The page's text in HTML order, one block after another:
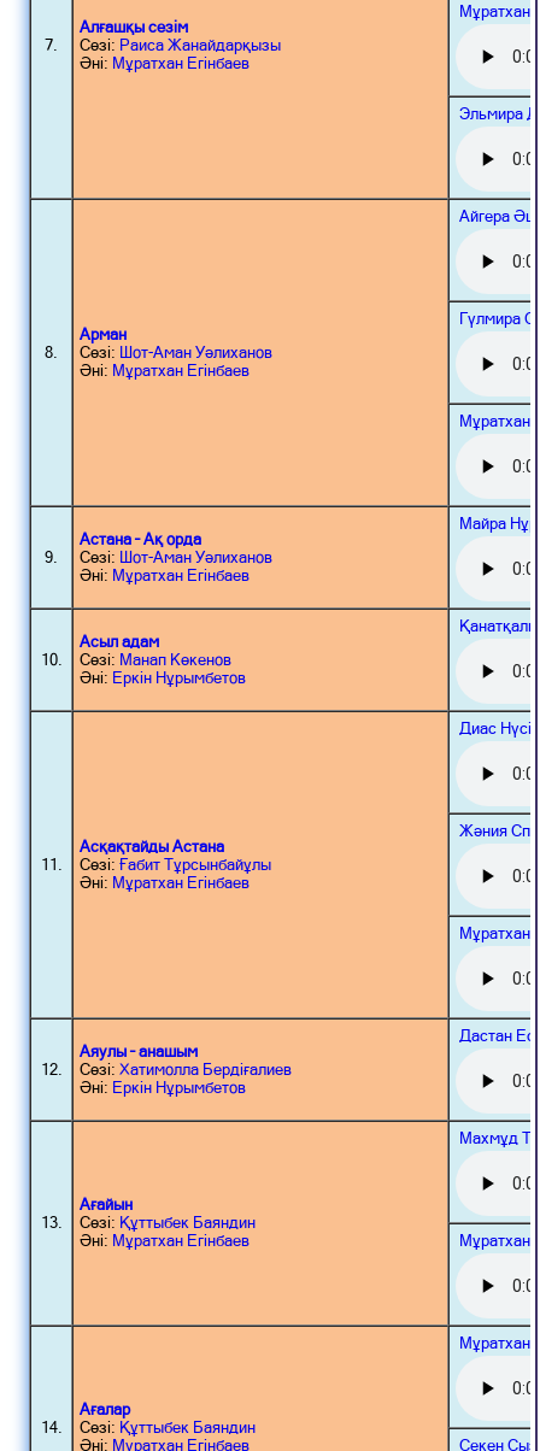
7.
Алғашқы сезім
Сөзі: Раиса Жанайдарқызы
Әні: Мұратхан Егінбаев
Мұратхан
Эльмира
8.
Арман
Сөзі: Шот-Аман Уәлиханов
Әні: Мұратхан Егінбаев
Айгера
Гүлмира
Мұратхан
9.
Астана – Ақ орда
Сөзі: Шот-Аман Уәлиханов
Әні: Мұратхан Егінбаев
Майра
10.
Асыл адам
Сөзі: Манап Көкенов
Әні: Еркін Нұрымбетов
11.
Асқақтайды Астана
Сөзі: Ғабит Тұрсынбайұлы
Әні: Мұратхан Егінбаев
Диас Нүсіп
Жәния
Мұратхан
12.
Аяулы – анашым
Сөзі: Хатимолла Бердіғалиев
Әні: Еркін Нұрымбетов
Дастан
13.
Ағайын
Сөзі: Құттыбек Баяндин
Әні: Мұратхан Егінбаев
Махмұд
Мұратхан
14.
Ағалар
Сөзі: Құттыбек Баяндин
Әні: Мұратхан Егінбаев
Мұратхан
Секен